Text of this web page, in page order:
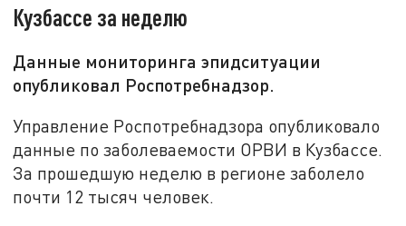
Кузбассе за неделю
Данные мониторинга эпидситуации
опубликовал Роспотребнадзор.
Управление Роспотребнадзора опубликовало
данные по заболеваемости ОРВИ в Кузбассе.
За прошедшую неделю в регионе заболело
почти 12 тысяч человек.